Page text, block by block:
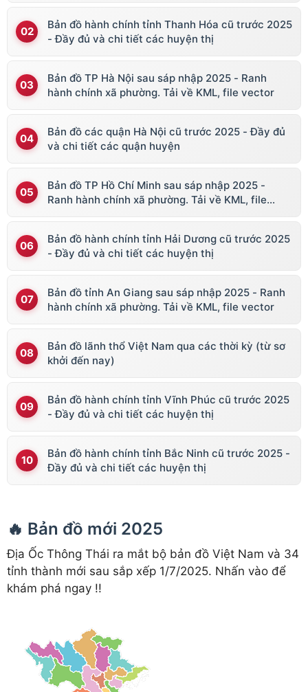
Bản đồ hành chính tỉnh Thanh Hóa cũ trước 2025
- Đầy đủ và chi tiết các huyện thị
Bản đồ TP Hà Nội sau sáp nhập 2025 - Ranh
hành chính xã phường. Tải về KML, file vector
Bản đồ các quận Hà Nội cũ trước 2025 - Đầy đủ
và chi tiết các quận huyện
Bản đồ TP Hồ Chí Minh sau sáp nhập 2025 -
Ranh hành chính xã phường. Tải về KML, file
Bản đồ hành chính tỉnh Hải Dương cũ trước 2025
- Đầy đủ và chi tiết các huyện thị
Bản đồ tỉnh An Giang sau sáp nhập 2025 - Ranh
hành chính xã phường. Tải về KML, file vector
Bản đồ lãnh thổ Việt Nam qua các thời kỳ (từ sơ
khởi đến nay)
Bản đồ hành chính tỉnh Vĩnh Phúc cũ trước 2025
- Đầy đủ và chi tiết các huyện thị
Bản đồ hành chính tỉnh Bắc Ninh cũ trước 2025 -
Đầy đủ và chi tiết các huyện thị
🔥 Bản đồ mới 2025
Địa Ốc Thông Thái ra mắt bộ bản đồ Việt Nam và 34
tỉnh thành mới sau sắp xếp 1/7/2025. Nhấn vào để
khám phá ngay !!